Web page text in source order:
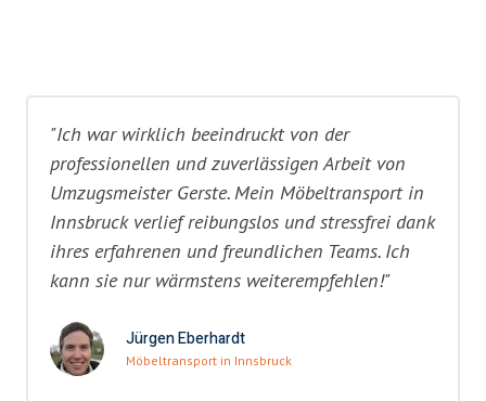
"Ich war wirklich beeindruckt von der
professionellen und zuverlässigen Arbeit von
Umzugsmeister Gerste. Mein Möbeltransport in
Innsbruck verlief reibungslos und stressfrei dank
ihres erfahrenen und freundlichen Teams. Ich
kann sie nur wärmstens weiterempfehlen!"
Jürgen Eberhardt
Möbeltransport in Innsbruck